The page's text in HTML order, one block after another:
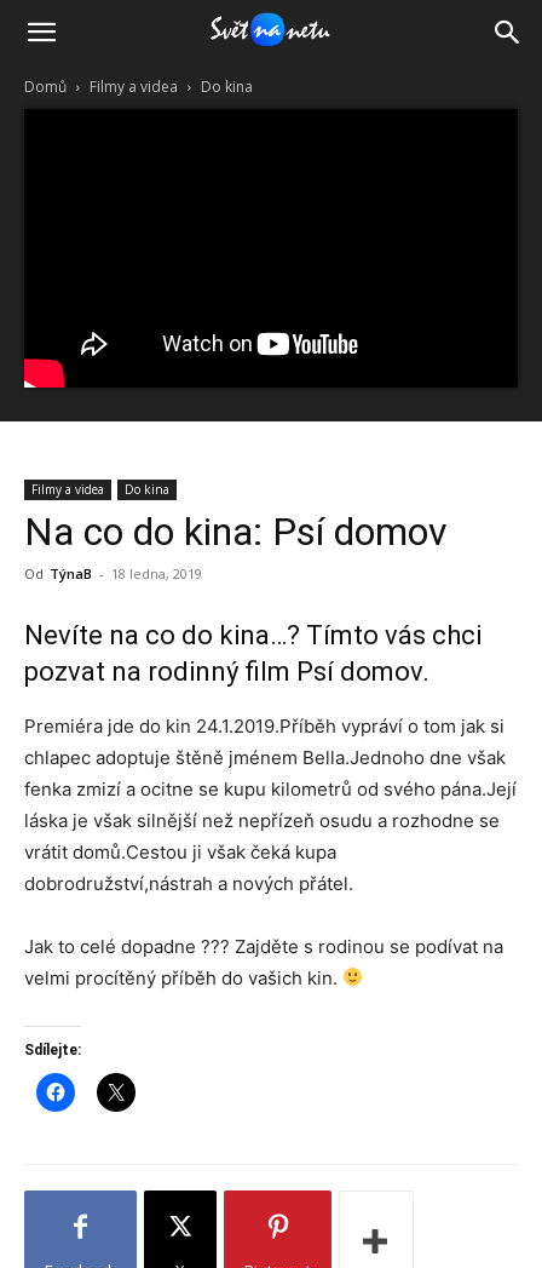
Domů Filmy a videa Do kina
Filmy a videa Do kina
Na co do kina: Psí domov
Od TýnaB - 18 ledna, 2019
Nevíte na co do kina…? Tímto vás chci
pozvat na rodinný film Psí domov.
Premiéra jde do kin 24.1.2019.Příběh vypráví o tom jak si
chlapec adoptuje štěně jménem Bella.Jednoho dne však
fenka zmizí a ocitne se kupu kilometrů od svého pána.Její
láska je však silnější než nepřízeň osudu a rozhodne se
vrátit domů.Cestou ji však čeká kupa
dobrodružství,nástrah a nových přátel.
Jak to celé dopadne ??? Zajděte s rodinou se podívat na
velmi procítěný příběh do vašich kin.
Sdílejte: